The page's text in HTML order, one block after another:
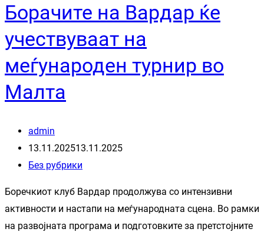
Борачите на Вардар ќе
учествуваат на
меѓународен турнир во
Малта
admin
13.11.202513.11.2025
Без рубрики
Боречкиот клуб Вардар продолжува со интензивни
активности и настапи на меѓународната сцена. Во рамки
на развојната програма и подготовките за претстојните